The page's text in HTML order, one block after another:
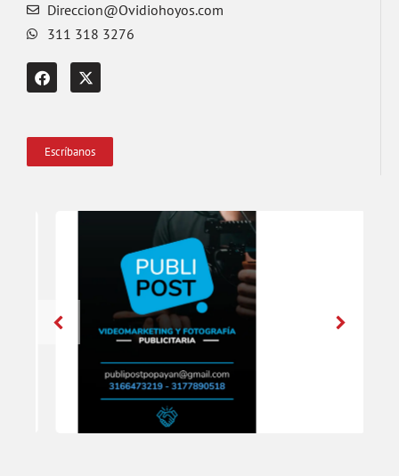
Direccion@Ovidiohoyos.com
311 318 3276
Escríbanos